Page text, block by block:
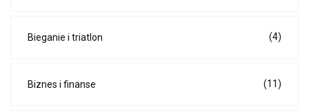
Bieganie i triatlon (4)
Biznes i finanse (11)